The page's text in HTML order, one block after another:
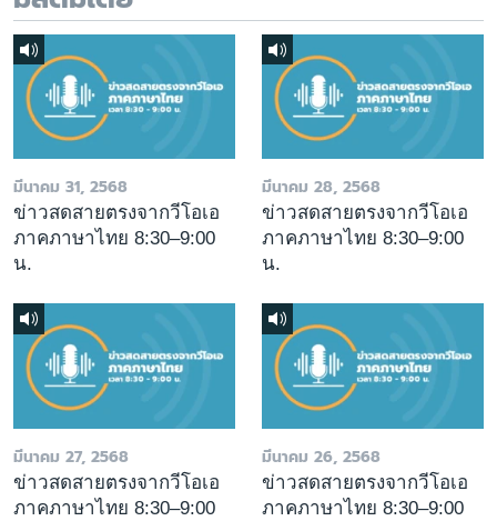
มีนาคม 31, 2568
ข่าวสดสายตรงจากวีโอเอ
ภาคภาษาไทย 8:30–9:00
น.
มีนาคม 28, 2568
ข่าวสดสายตรงจากวีโอเอ
ภาคภาษาไทย 8:30–9:00
น.
มีนาคม 27, 2568
ข่าวสดสายตรงจากวีโอเอ
ภาคภาษาไทย 8:30–9:00
มีนาคม 26, 2568
ข่าวสดสายตรงจากวีโอเอ
ภาคภาษาไทย 8:30–9:00